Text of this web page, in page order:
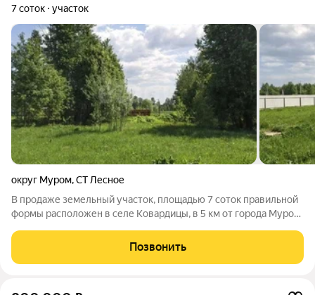
7 соток участок
округ Муром,СТ Лесное
В продаже земельный участок, площадью 7 соток правильной
формы расположен в селе Ковардицы, в 5 км от города Муром.
минимальным количеством соседей, обеспечивая тишину и
спокойствие. Участок отлично
Позвонить